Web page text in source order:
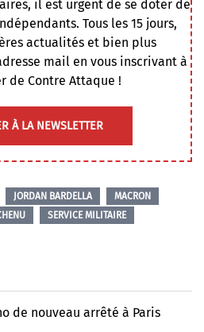
il est urgent de se doter de
Tous les 15 jours,
actualités et bien plus
mail en vous inscrivant à
de Contre Attaque !
À LA NEWSLETTER
JORDAN BARDELLA
MACRON
SERVICE MILITAIRE
de nouveau arrêté à Paris